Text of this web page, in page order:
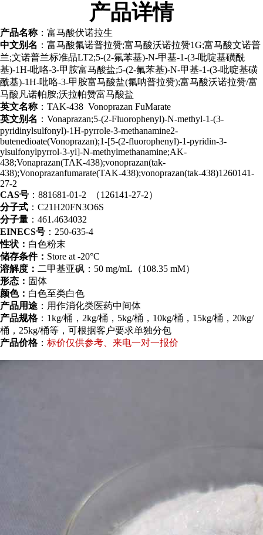
产品详情
产品名称：富马酸伏诺拉生
中文别名 ：富马酸氟诺普拉赞;富马酸沃诺拉赞1G;富马酸文诺普
兰;文诺普兰标准品LT2;5-(2-氟苯基)-N-甲基-1-(3-吡啶基磺酰
基)-1H-吡咯-3-甲胺富马酸盐;5-(2-氟苯基)-N-甲基-1-(3-吡啶基磺
酰基)-1H-吡咯-3-甲胺富马酸盐(氟呐普拉赞);富马酸沃诺拉赞/富
马酸凡诺帕胺;沃拉帕赞富马酸盐
英文名称：TAK-438 Vonoprazan FuMarate
英文别名 ：Vonaprazan;5-(2-Fluorophenyl)-N-methyl-1-(3-
pyridinylsulfonyl)-1H-pyrrole-3-methanamine2-
butenedioate(Vonoprazan);1-[5-(2-fluorophenyl)-1-pyridin-3-
ylsulfonylpyrrol-3-yl]-N-methylmethanamine;AK-
438;Vonaprazan(TAK-438);vonoprazan(tak-
438);Vonoprazanfumarate(TAK-438);vonoprazan(tak-438)1260141-
27-2
CAS号 ：881681-01-2 （126141-27-2）
分子式 ：C21H20FN3O6S
分子量 ：461.4634032
EINECS号 ：250-635-4
性状： 白色粉末
储存条件： Store at -20°C
溶解度： 二甲基亚砜：50 mg/mL（108.35 mM）
形态： 固体
颜色： 白色至类白色
产品用途 ：用作消化类医药中间体
产品规格：1kg/桶，2kg/桶，5kg/桶，10kg/桶，15kg/桶，20kg/
桶，25kg/桶等，可根据客户要求单独分包
产品价格： 标价仅供参考、来电一对一报价